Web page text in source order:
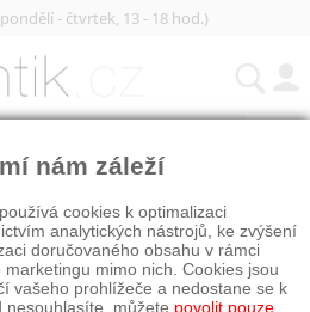
- čtvrtek, 13 - 18 hod.)
nám záleží
cookies k optimalizaci
analytických nástrojů, ke zvýšení
doručovaného obsahu v rámci
mimo nich. Cookies jsou
vašeho prohlížeče a nedostane se k
nesouhlasíte, můžete povolit pouze